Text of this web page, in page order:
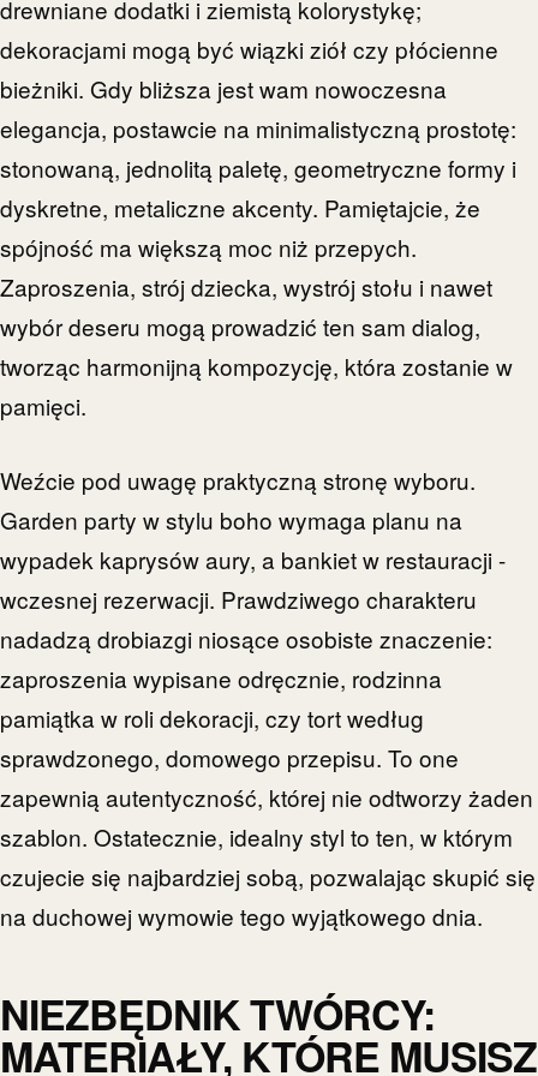
drewniane dodatki i ziemistą kolorystykę;
dekoracjami mogą być wiązki ziół czy płócienne
bieżniki. Gdy bliższa jest wam nowoczesna
elegancja, postawcie na minimalistyczną prostotę:
stonowaną, jednolitą paletę, geometryczne formy i
dyskretne, metaliczne akcenty. Pamiętajcie, że
spójność ma większą moc niż przepych.
Zaproszenia, strój dziecka, wystrój stołu i nawet
wybór deseru mogą prowadzić ten sam dialog,
tworząc harmonijną kompozycję, która zostanie w
pamięci.
Weźcie pod uwagę praktyczną stronę wyboru.
Garden party w stylu boho wymaga planu na
wypadek kaprysów aury, a bankiet w restauracji -
wczesnej rezerwacji. Prawdziwego charakteru
nadadzą drobiazgi niosące osobiste znaczenie:
zaproszenia wypisane odręcznie, rodzinna
pamiątka w roli dekoracji, czy tort według
sprawdzonego, domowego przepisu. To one
zapewnią autentyczność, której nie odtworzy żaden
szablon. Ostatecznie, idealny styl to ten, w którym
czujecie się najbardziej sobą, pozwalając skupić się
na duchowej wymowie tego wyjątkowego dnia.
NIEZBĘDNIK TWÓRCY:
MATERIAŁY, KTÓRE MUSISZ